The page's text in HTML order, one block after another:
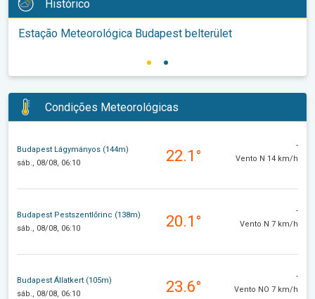
Histórico
Estação Meteorológica Budapest belterület
Condições Meteorológicas
Budapest Lágymányos (144m)
sáb., 08/08, 06:10
22.1°
-
Vento N 14 km/h
Budapest Pestszentlőrinc (138m)
sáb., 08/08, 06:10
20.1°
-
Vento N 7 km/h
Budapest Állatkert (105m)
sáb., 08/08, 06:10
23.6°
-
Vento NO 7 km/h